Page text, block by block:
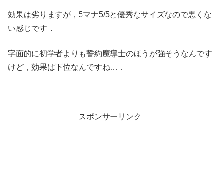
効果は劣りますが，5マナ5/5と優秀なサイズなので悪くな
い感じです．
字面的に初学者よりも誓約魔導士のほうが強そうなんです
けど，効果は下位なんですね…．
スポンサーリンク